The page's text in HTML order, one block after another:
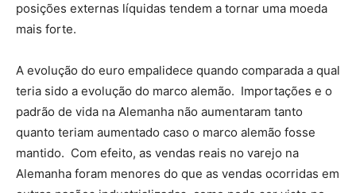
posições externas líquidas tendem a tornar uma moeda
mais forte.
A evolução do euro empalidece quando comparada a qual
teria sido a evolução do marco alemão. Importações e o
padrão de vida na Alemanha não aumentaram tanto
quanto teriam aumentado caso o marco alemão fosse
mantido. Com efeito, as vendas reais no varejo na
Alemanha foram menores do que as vendas ocorridas em